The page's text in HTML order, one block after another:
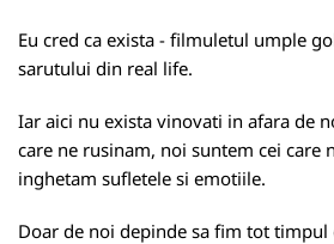
Eu cred ca exista - filmuletul umple
sarutului din real life.
Iar aici nu exista vinovati in afara de
care ne rusinam, noi suntem cei care
inghetam sufletele si emotiile.
Doar de noi depinde sa fim tot timpul